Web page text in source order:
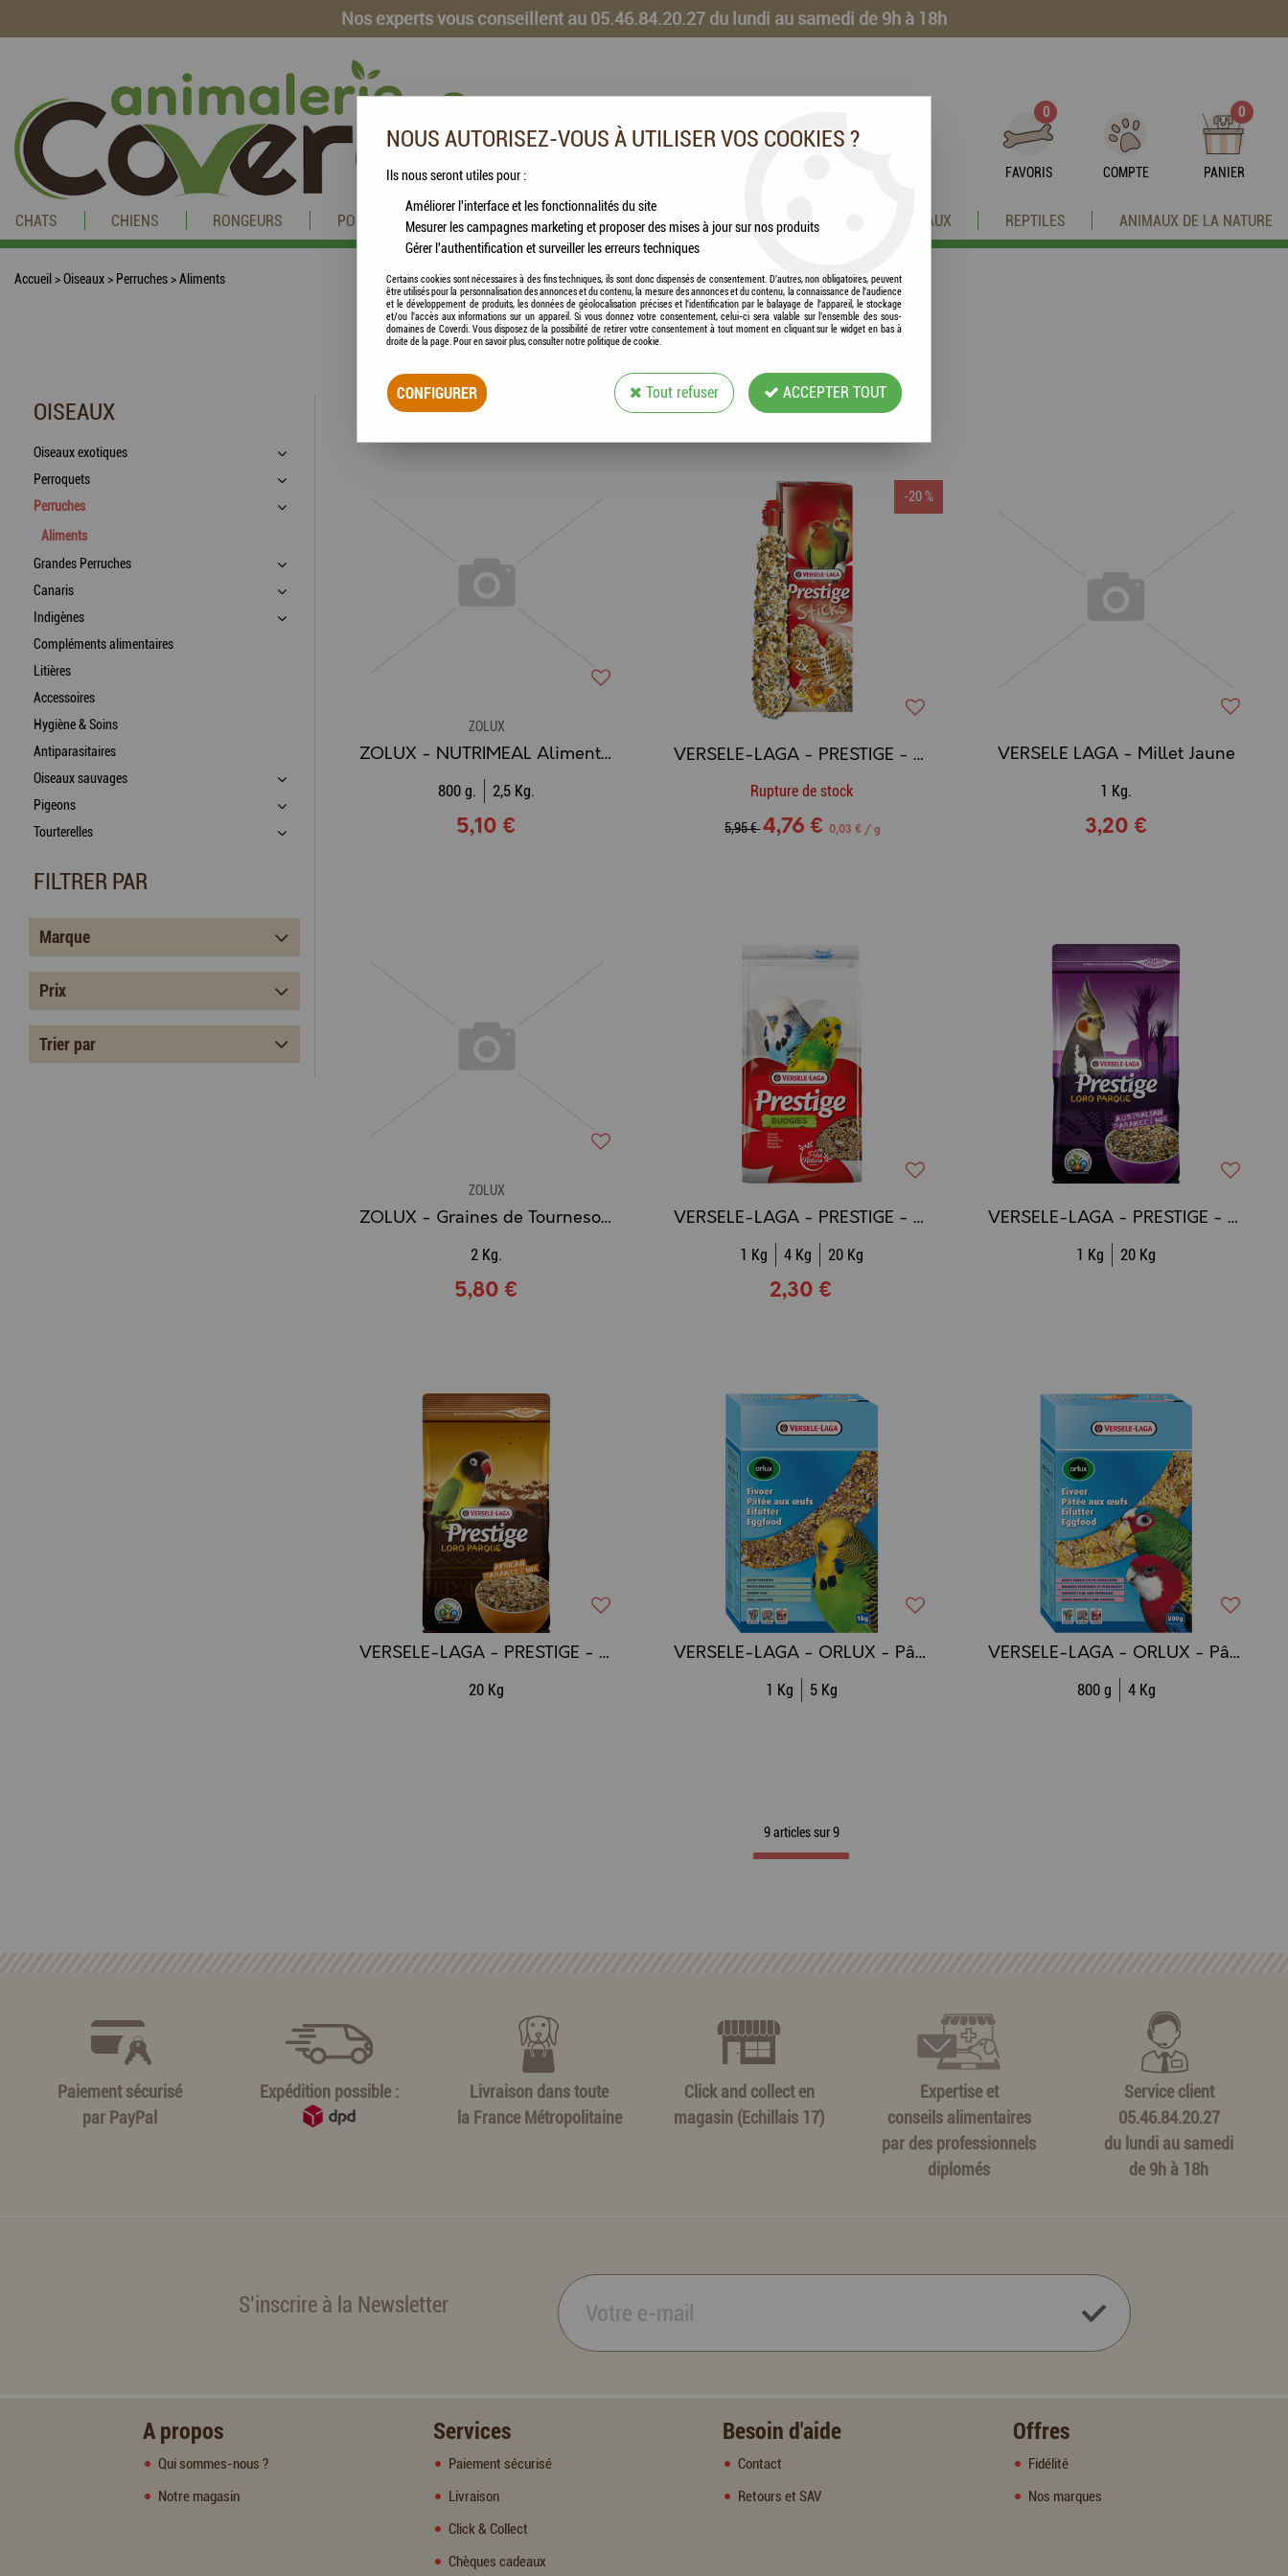
Nos experts vous conseillent au 05.46.84.20.27 du lundi au samedi de 9h à 18h
0
FAVORIS COMPTE
0
PANIER
CHATS CHIENS RONGEURS POISSONS CHEVAUX VOLAILLES ANIMAUX DE LA FERME OISEAUX REPTILES ANIMAUX DE LA NATURE
Accueil >Oiseaux> Perruches>Aliments
ALIMENTS
OISEAUX
Oiseaux exotiques
Perroquets
Perruches
Aliments
Grandes Perruches
Canaris
Indigènes
Compléments alimentaires
Litières
Accessoires
Hygiène & Soins
Antiparasitaires
Oiseaux sauvages
Pigeons
Tourterelles
FILTRER PAR
Marque
Prix
Trier par
9 articles sur9
ZOLUX
ZOLUX - NUTRIMEAL Aliment Perruche
800 g. 2,5 Kg.
5,10 €
-20 %
VERSELE-LAGA - PRESTIGE - Sticks Grandes Perruches Noix & Miel
Rupture de stock
5,95 €4,76 €0,03 € / g
VERSELE LAGA - Millet Jaune
1 Kg.
3,20 €
ZOLUX
ZOLUX - Graines de Tournesol Strié
2 Kg.
5,80 €
VERSELE-LAGA - PRESTIGE - Perruches
1 Kg 4 Kg 20 Kg
2,30 €
VERSELE-LAGA - PRESTIGE - Loro Parque - Mélange pour Perruches australiennes
1 Kg 20 Kg
VERSELE-LAGA - PRESTIGE - Loro Parque - Mélange pour Perruches Africaines
20 Kg
VERSELE-LAGA - ORLUX - Pâtée aux oeufs - Perruches
1 Kg 5 Kg
VERSELE-LAGA - ORLUX - Pâtée aux oeufs - Grandes Perruches et Perroquets
800 g 4 Kg
9 articles sur 9
Paiement sécurisé
par PayPal
Expédition possible :
Livraison dans toute
la France Métropolitaine
Click and collect en
magasin (Echillais 17)
Expertise et
conseils alimentaires
par des professionnels
diplomés
Service client
05.46.84.20.27
du lundi au samedi
de 9h à 18h
S'inscrire à la Newsletter
A propos
Qui sommes-nous ?
Notre magasin
Services
Paiement sécurisé
Livraison
Click & Collect
Chèques cadeaux
Besoin d'aide
Contact
Retours et SAV
Offres
Fidélité
Nos marques
NOUS AUTORISEZ-VOUS À UTILISER VOS COOKIES ?
Ils nous seront utiles pour :
Améliorer l'interface et les fonctionnalités du site
Mesurer les campagnes marketing et proposer des mises à jour sur nos produits
Gérer l'authentification et surveiller les erreurs techniques
Certains cookies sont nécessaires à des fins techniques, ils sont donc dispensés de consentement. D'autres, non obligatoires, peuvent
être utilisés pour la personnalisation des annonces et du contenu, la mesure des annonces et du contenu, la connaissance de l'audience
et le développement de produits, les données de géolocalisation précises et l'identification par le balayage de l'appareil, le stockage
et/ou l'accès aux informations sur un appareil. Si vous donnez votre consentement, celui-ci sera valable sur l’ensemble des sous-
domaines de Coverdi. Vous disposez de la possibilité de retirer votre consentement à tout moment en cliquant sur le widget en bas à
droite de la page. Pour en savoir plus, consulter notre politique de cookie.
CONFIGURER Tout refuser ACCEPTER TOUT